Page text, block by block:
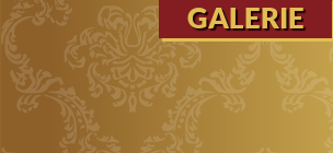
GALERIE